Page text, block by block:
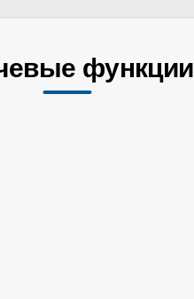
функции